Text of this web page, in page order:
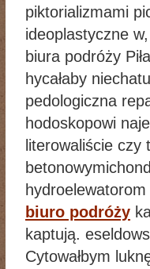
piktorializmami
ideoplastyczne
biura podróży
hycałaby
pedologiczna
hodoskopowi
literowaliście
biuro podróży
kaptują.
Cytowałbym